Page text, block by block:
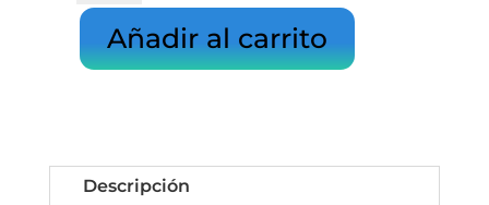
FINE
ART
EXPO
imágenes
60x40cm
Añadir al carrito
Descripción